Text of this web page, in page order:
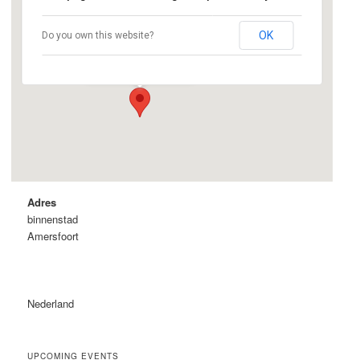
Amersfoort
Evenementen
Do you own this website? OK
Adres
binnenstad
Amersfoort
Nederland
UPCOMING EVENTS